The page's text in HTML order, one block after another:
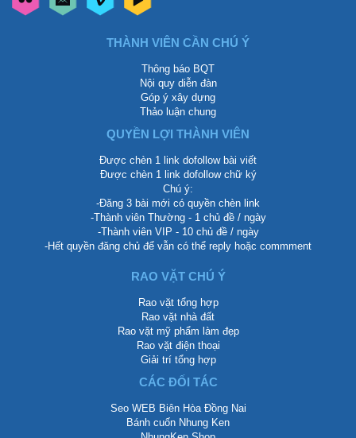
THÀNH VIÊN CẦN CHÚ Ý
Thông báo BQT
Nội quy diễn đàn
Góp ý xây dựng
Thảo luận chung
QUYỀN LỢI THÀNH VIÊN
Được chèn 1 link dofollow bài viết
Được chèn 1 link dofollow chữ ký
Chú ý:
-Đăng 3 bài mới có quyền chèn link
-Thành viên Thường - 1 chủ đề / ngày
-Thành viên VIP - 10 chủ đề / ngày
-Hết quyền đăng chủ để vẫn có thể reply hoặc commment
RAO VẶT CHÚ Ý
Rao vặt tổng hợp
Rao vặt nhà đất
Rao vặt mỹ phẩm làm đẹp
Rao vặt điện thoại
Giải trí tổng hợp
CÁC ĐỐI TÁC
Seo WEB Biên Hòa Đồng Nai
Bánh cuốn Nhung Ken